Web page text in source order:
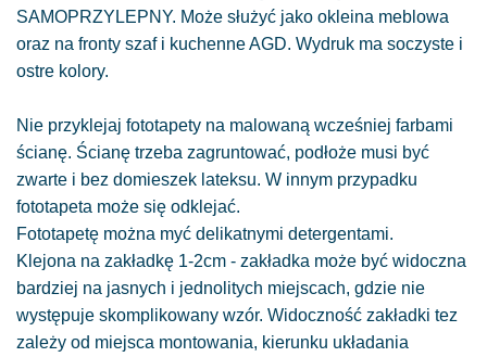
SAMOPRZYLEPNY. Może służyć jako okleina meblowa
oraz na fronty szaf i kuchenne AGD. Wydruk ma soczyste i
ostre kolory.
Nie przyklejaj fototapety na malowaną wcześniej farbami
ścianę. Ścianę trzeba zagruntować, podłoże musi być
zwarte i bez domieszek lateksu. W innym przypadku
fototapeta może się odklejać.
Fototapetę można myć delikatnymi detergentami.
Klejona na zakładkę 1-2cm - zakładka może być widoczna
bardziej na jasnych i jednolitych miejscach, gdzie nie
występuje skomplikowany wzór. Widoczność zakładki tez
zależy od miejsca montowania, kierunku układania